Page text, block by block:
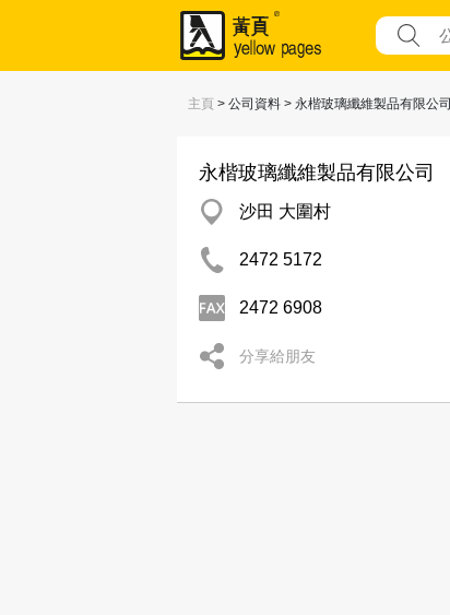
主頁 > 公司資料 > 永楷玻璃纖維製品有限公司
永楷玻璃纖維製品有限公司
沙田 大圍村
2472 5172
2472 6908
分享給朋友